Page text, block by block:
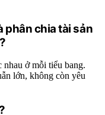
phân chia tài sản
ở mỗi tiểu bang.
lớn, không còn yêu